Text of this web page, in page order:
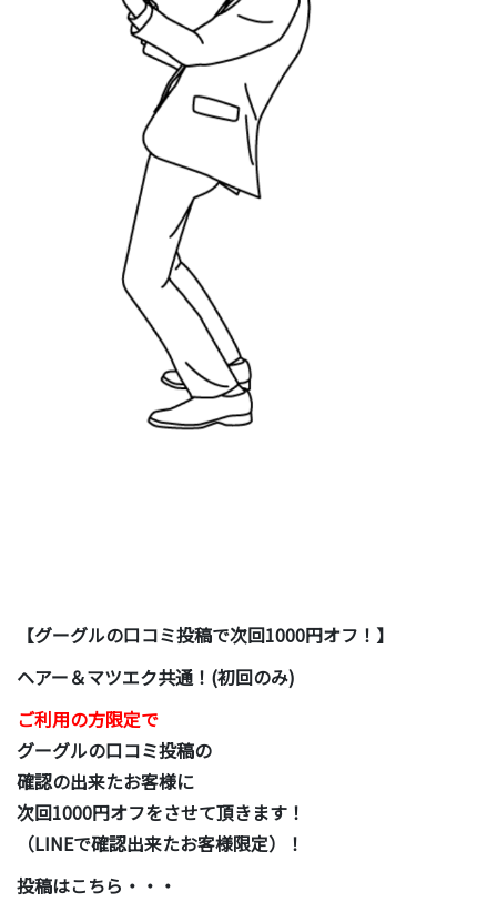
【グーグルの口コミ投稿で次回1000円オフ！】
ヘアー＆マツエク共通！(初回のみ)
ご利用の方限定で
グーグルの口コミ投稿の
確認の出来たお客様に
次回1000円オフをさせて頂きます！
（LINEで確認出来たお客様限定）！
投稿はこちら・・・